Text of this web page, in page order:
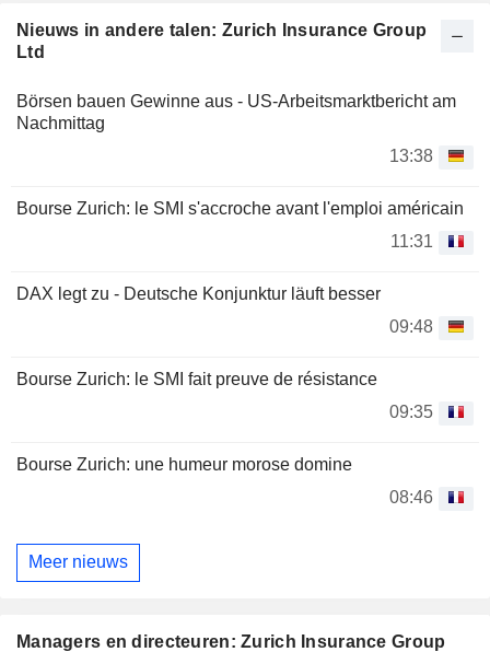
Nieuws in andere talen: Zurich Insurance Group
Ltd
Börsen bauen Gewinne aus - US-Arbeitsmarktbericht am
Nachmittag
13:38
Bourse Zurich: le SMI s'accroche avant l'emploi américain
11:31
DAX legt zu - Deutsche Konjunktur läuft besser
09:48
Bourse Zurich: le SMI fait preuve de résistance
09:35
Bourse Zurich: une humeur morose domine
08:46
Meer nieuws
Managers en directeuren: Zurich Insurance Group